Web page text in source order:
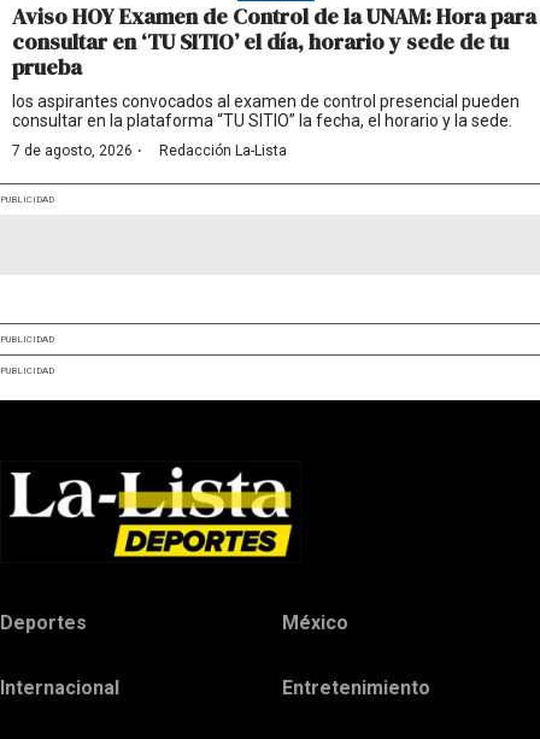
Aviso HOY Examen de Control de la UNAM: Hora para
consultar en ‘TU SITIO’ el día, horario y sede de tu
prueba
los aspirantes convocados al examen de control presencial pueden
consultar en la plataforma “TU SITIO” la fecha, el horario y la sede.
7 de agosto, 2026 · Redacción La-Lista
PUBLICIDAD
PUBLICIDAD
PUBLICIDAD
Deportes México
Internacional Entretenimiento